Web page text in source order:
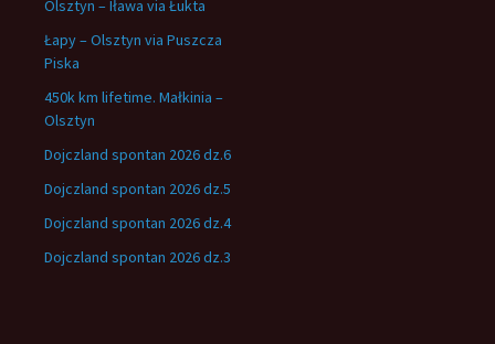
Olsztyn – Iława via Łukta
Łapy – Olsztyn via Puszcza
Piska
450k km lifetime. Małkinia –
Olsztyn
Dojczland spontan 2026 dz.6
Dojczland spontan 2026 dz.5
Dojczland spontan 2026 dz.4
Dojczland spontan 2026 dz.3